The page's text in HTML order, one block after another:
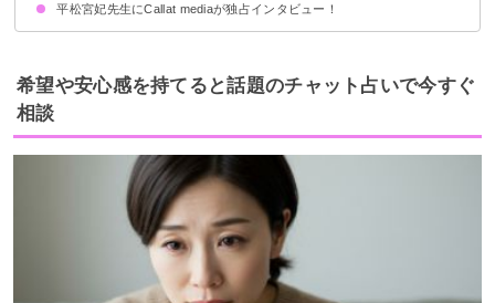
平松宮妃先生にCallat mediaが独占インタビュー！
占い師として活動を始めたきっかけを教えてください。
お客様はどのような方が多いですか？
使用する占術や鑑定の流れ・特徴を教えてください！
鑑定に際して気をつけていることや、心がけていることは何ですか？
先生が得意な相談内容は何ですか？
お客様に言われて嬉しかった言葉・心に残るエピソードについて教えてくだ
希望や安心感を持てると話題のチャット占いで今すぐ
相談